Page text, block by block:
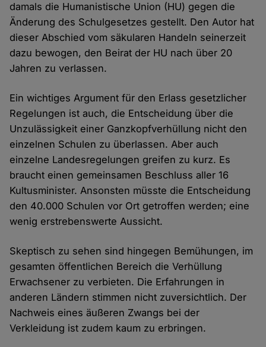
damals die Humanistische Union (HU) gegen die
Änderung des Schulgesetzes gestellt. Den Autor hat
dieser Abschied vom säkularen Handeln seinerzeit
dazu bewogen, den Beirat der HU nach über 20
Jahren zu verlassen.
Ein wichtiges Argument für den Erlass gesetzlicher
Regelungen ist auch, die Entscheidung über die
Unzulässigkeit einer Ganzkopfverhüllung nicht den
einzelnen Schulen zu überlassen. Aber auch
einzelne Landesregelungen greifen zu kurz. Es
braucht einen gemeinsamen Beschluss aller 16
Kultusminister. Ansonsten müsste die Entscheidung
den 40.000 Schulen vor Ort getroffen werden; eine
wenig erstrebenswerte Aussicht.
Skeptisch zu sehen sind hingegen Bemühungen, im
gesamten öffentlichen Bereich die Verhüllung
Erwachsener zu verbieten. Die Erfahrungen in
anderen Ländern stimmen nicht zuversichtlich. Der
Nachweis eines äußeren Zwangs bei der
Verkleidung ist zudem kaum zu erbringen.